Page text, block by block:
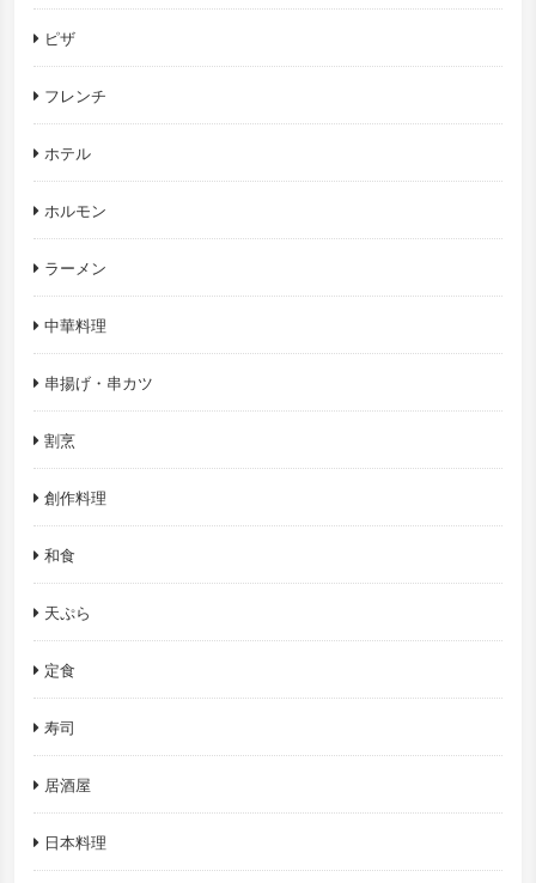
ピザ
フレンチ
ホテル
ホルモン
ラーメン
中華料理
串揚げ・串カツ
割烹
創作料理
和食
天ぷら
定食
寿司
居酒屋
日本料理